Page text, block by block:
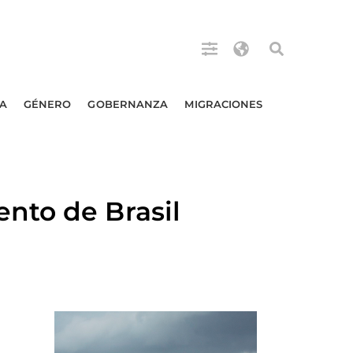
GÉNERO GOBERNANZA MIGRACIONES
de Brasil